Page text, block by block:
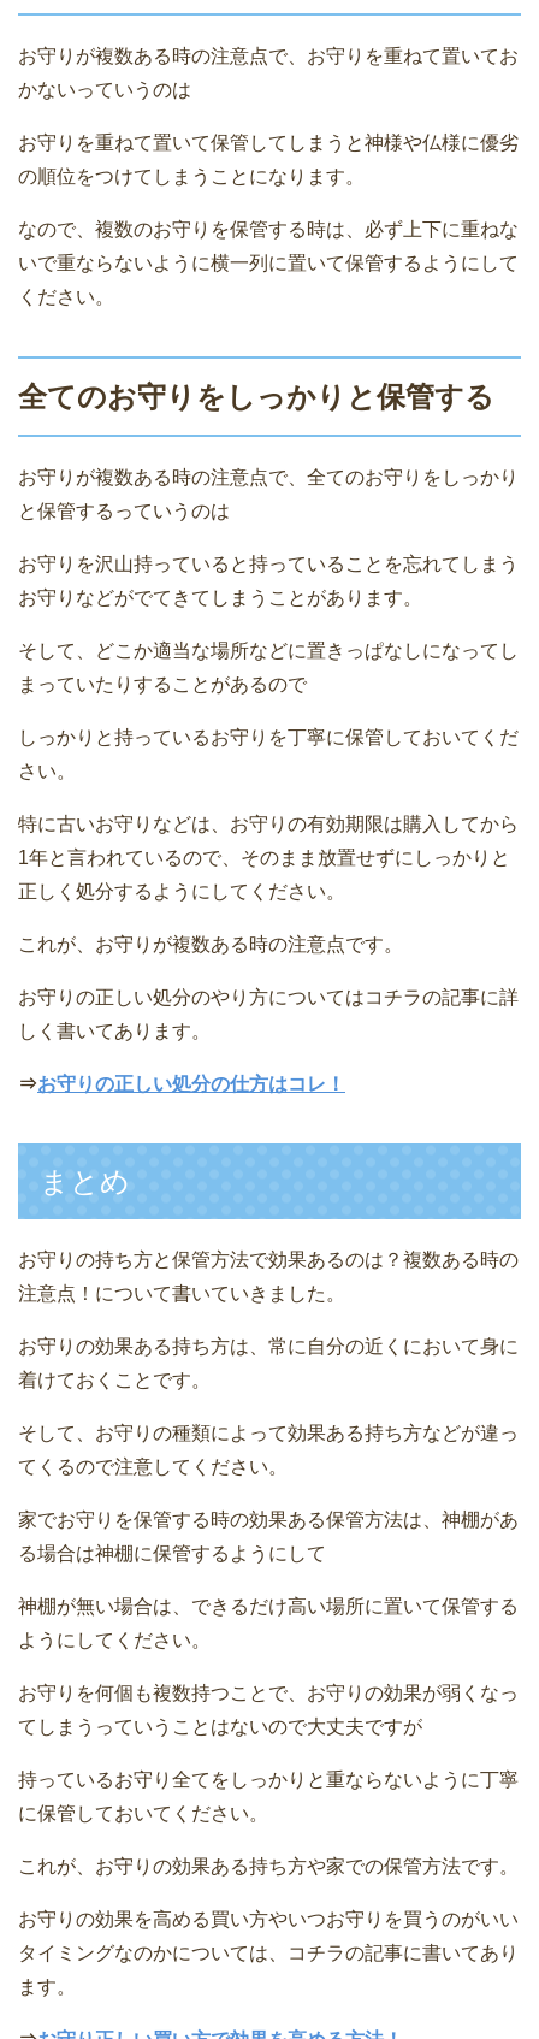
お守りが複数ある時の注意点で、お守りを重ねて置いてお
かないっていうのは
お守りを重ねて置いて保管してしまうと神様や仏様に優劣
の順位をつけてしまうことになります。
なので、複数のお守りを保管する時は、必ず上下に重ねな
いで重ならないように横一列に置いて保管するようにして
ください。
全てのお守りをしっかりと保管する
お守りが複数ある時の注意点で、全てのお守りをしっかり
と保管するっていうのは
お守りを沢山持っていると持っていることを忘れてしまう
お守りなどがでてきてしまうことがあります。
そして、どこか適当な場所などに置きっぱなしになってし
まっていたりすることがあるので
しっかりと持っているお守りを丁寧に保管しておいてくだ
さい。
特に古いお守りなどは、お守りの有効期限は購入してから
1年と言われているので、そのまま放置せずにしっかりと
正しく処分するようにしてください。
これが、お守りが複数ある時の注意点です。
お守りの正しい処分のやり方についてはコチラの記事に詳
しく書いてあります。
⇒お守りの正しい処分の仕方はコレ！
まとめ
お守りの持ち方と保管方法で効果あるのは？複数ある時の
注意点！について書いていきました。
お守りの効果ある持ち方は、常に自分の近くにおいて身に
着けておくことです。
そして、お守りの種類によって効果ある持ち方などが違っ
てくるので注意してください。
家でお守りを保管する時の効果ある保管方法は、神棚があ
る場合は神棚に保管するようにして
神棚が無い場合は、できるだけ高い場所に置いて保管する
ようにしてください。
お守りを何個も複数持つことで、お守りの効果が弱くなっ
てしまうっていうことはないので大丈夫ですが
持っているお守り全てをしっかりと重ならないように丁寧
に保管しておいてください。
これが、お守りの効果ある持ち方や家での保管方法です。
お守りの効果を高める買い方やいつお守りを買うのがいい
タイミングなのかについては、コチラの記事に書いてあり
ます。